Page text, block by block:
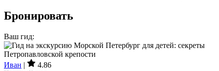
Бронировать
Ваш гид:
Иван |
4.86